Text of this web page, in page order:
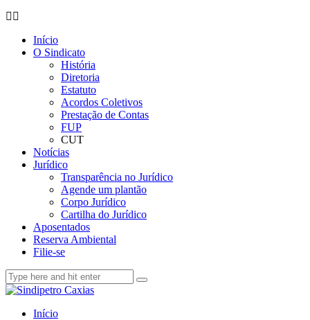
Início
O Sindicato
História
Diretoria
Estatuto
Acordos Coletivos
Prestação de Contas
FUP
CUT
Notícias
Jurídico
Transparência no Jurídico
Agende um plantão
Corpo Jurídico
Cartilha do Jurídico
Aposentados
Reserva Ambiental
Filie-se
Início